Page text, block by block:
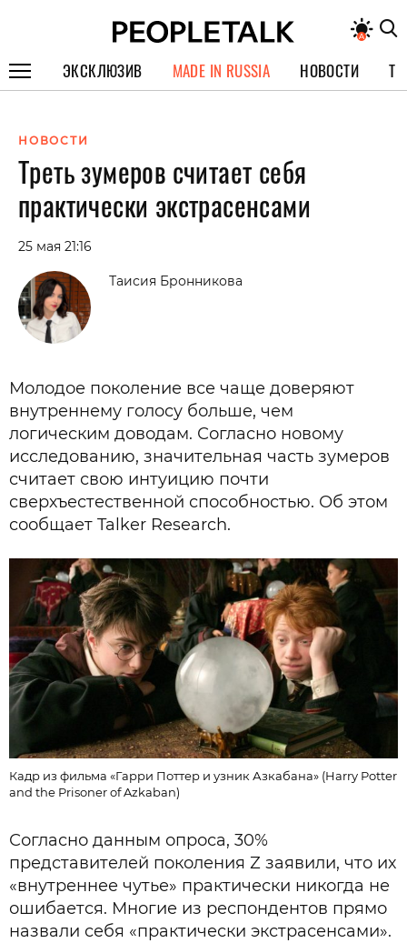
ЭКСКЛЮЗИВ
СПЕЦПРОЕКТЫ
ИНТЕРВЬЮ
ПОКОЛЕНИЕ
MADE IN RUSSIA НОВОСТИ
НОВОСТИ
Треть зумеров считает себя
практически экстрасенсами
25 мая 21:16
Таисия Бронникова
Молодое поколение все чаще доверяют
внутреннему голосу больше, чем
логическим доводам. Согласно новому
исследованию, значительная часть зумеров
считает свою интуицию почти
сверхъестественной способностью. Об этом
сообщает Talker Research.
Кадр из фильма «Гарри Поттер и узник Азкабана» (Harry Potter
and the Prisoner of Azkaban)
Согласно данным опроса, 30%
представителей поколения Z заявили, что их
«внутреннее чутье» практически никогда не
ошибается. Многие из респондентов прямо
назвали себя «практически экстрасенсами».